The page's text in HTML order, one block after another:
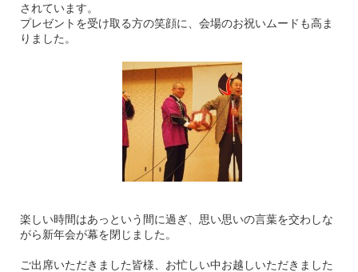
されています。
プレゼントを受け取る方の笑顔に、会場のお祝いムードも高ま
りました。
楽しい時間はあっという間に過ぎ、思い思いの言葉を交わしな
がら新年会が幕を閉じました。
ご出席いただきました皆様、お忙しい中お越しいただきました